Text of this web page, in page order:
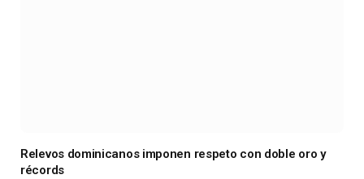
Relevos dominicanos imponen respeto con doble oro y
récords